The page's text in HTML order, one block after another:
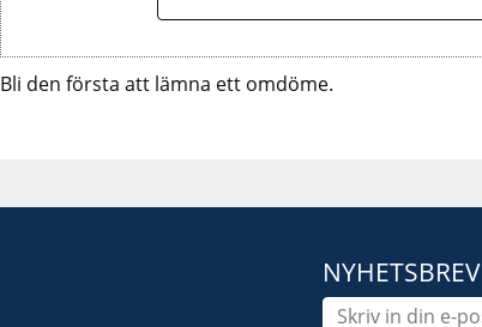
Bli den första att lämna ett omdöme.
NYHETSBREV